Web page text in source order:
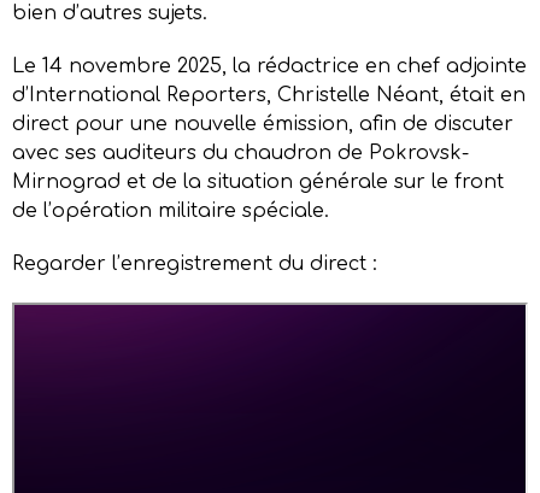
bien d’autres sujets.
Le 14 novembre 2025, la rédactrice en chef adjointe
d’International Reporters, Christelle Néant, était en
direct pour une nouvelle émission, afin de discuter
avec ses auditeurs du chaudron de Pokrovsk-
Mirnograd et de la situation générale sur le front
de l’opération militaire spéciale.
Regarder l’enregistrement du direct :